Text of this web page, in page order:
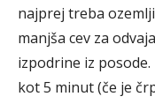
najprej treba
manjša cev za
izpodrine iz
kot 5 minut (če je